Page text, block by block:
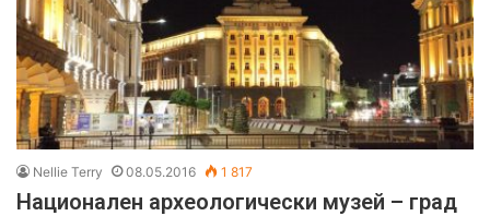
Nellie Terry 08.05.2016 1 817
Национален археологически музей – град